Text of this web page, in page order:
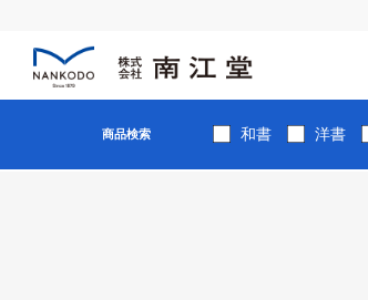
商品検索 和書 洋書